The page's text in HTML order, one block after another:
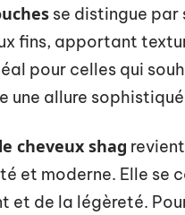
se distingue
fins, apportant
pour celles qui
une allure
cheveux shag
et moderne. Elle se
et de la légèreté.